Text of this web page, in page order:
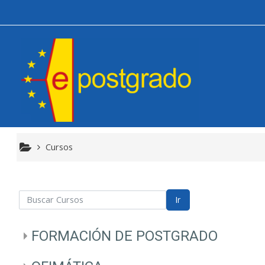
Cursos
Cursos Ir
FORMACIÓN DE POSTGRADO